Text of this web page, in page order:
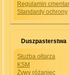
Regulamin
Standardy ochrony
Duszpasterstwa
Służba ołtarza
KSM
Żywy różaniec